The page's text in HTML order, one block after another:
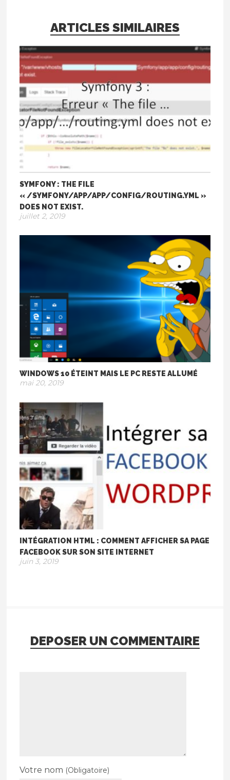
ARTICLES SIMILAIRES
SYMFONY : THE FILE
« /SYMFONY/APP/APP/CONFIG/ROUTING.YML »
DOES NOT EXIST.
juillet 2, 2019
WINDOWS 10 ÉTEINT MAIS LE PC RESTE ALLUMÉ
mai 20, 2019
INTÉGRATION HTML : COMMENT AFFICHER SA PAGE
FACEBOOK SUR SON SITE INTERNET
juin 3, 2019
DEPOSER UN COMMENTAIRE
Votre nom (Obligatoire)